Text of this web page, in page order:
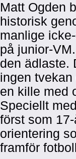
Matt Ogden
historisk
manlige
på junior-
den ädlaste.
ingen
en kille med
Speciellt
först som
orientering
framför